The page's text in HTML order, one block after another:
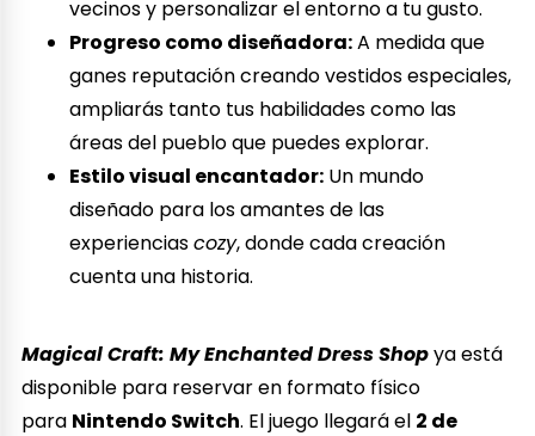
vecinos y personalizar el entorno a tu gusto.
Progreso como diseñadora:A medida que
ganes reputación creando vestidos especiales,
ampliarás tanto tus habilidades como las
áreas del pueblo que puedes explorar.
Estilo visual encantador: Un mundo
diseñado para los amantes de las
experienciascozy, donde cada creación
cuenta una historia.
Magical Craft: My Enchanted Dress Shopya está
disponible para reservar en formato físico
para Nintendo Switch. El juego llegará el 2 de